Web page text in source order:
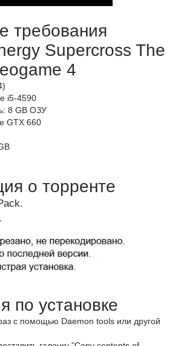
требования
Supercross The
4
i5-4590
8 GB ОЗУ
GTX 660
о торренте
по установке
с помощью Daemon tools или другой